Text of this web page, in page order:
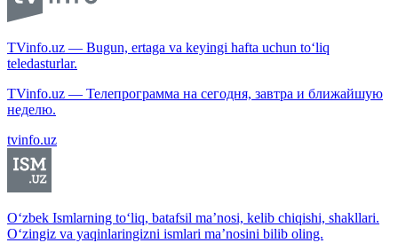
TVinfo.uz — Bugun, ertaga va keyingi hafta uchun to‘liq
teledasturlar.
TVinfo.uz — Телепрограмма на сегодня, завтра и ближайшую
неделю.
tvinfo.uz
O‘zbek Ismlarning to‘liq, batafsil ma’nosi, kelib chiqishi, shakllari.
O‘zingiz va yaqinlaringizni ismlari ma’nosini bilib oling.